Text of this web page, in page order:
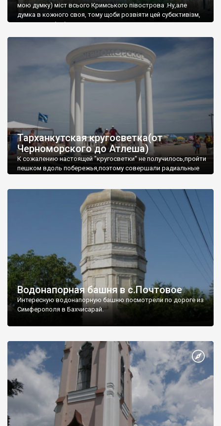
мою думку) міст всього Кримського півострова .Ну,але
думка в кожного своя, тому щоби розвіяти цей субєктивізм,
запрошую відвідати це
Тарханкутская кругосветка(от
Черноморского до Атлеша)
К сожалению настоящей "кругосветки" не получилось,пройти
пешком вдоль побережья,поэтому совершали радиальные
Водонапорная башня в с.Почтовое
Интересную водонапорную башню посмотрели по дороге из
Симферополя в Бахчисарай.